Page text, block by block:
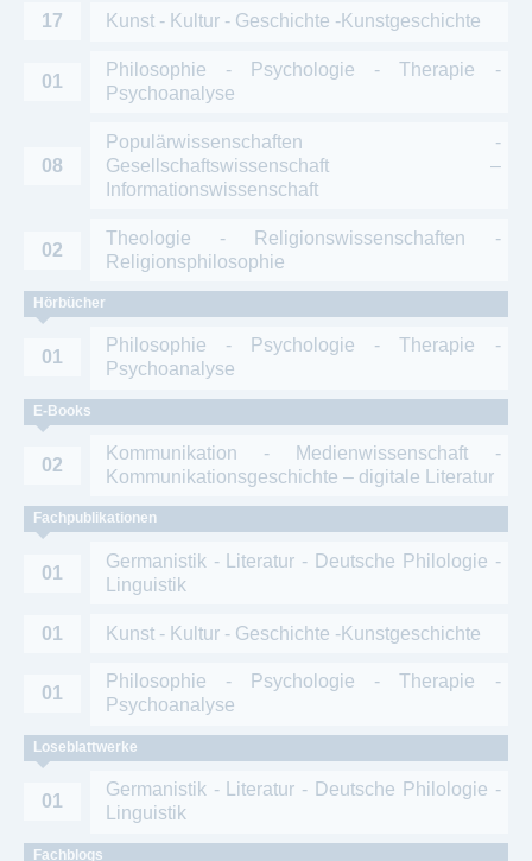
17 Kunst - Kultur - Geschichte -Kunstgeschichte
01
Philosophie - Psychologie - Therapie -
Psychoanalyse
08
Populärwissenschaften -
Gesellschaftswissenschaft –
Informationswissenschaft
02
Theologie - Religionswissenschaften -
Religionsphilosophie
Hörbücher
01
Philosophie - Psychologie - Therapie -
Psychoanalyse
E-Books
02
Kommunikation - Medienwissenschaft -
Kommunikationsgeschichte – digitale Literatur
Fachpublikationen
01
Germanistik - Literatur - Deutsche Philologie -
Linguistik
01 Kunst - Kultur - Geschichte -Kunstgeschichte
01
Philosophie - Psychologie - Therapie -
Psychoanalyse
Loseblattwerke
01
Germanistik - Literatur - Deutsche Philologie -
Linguistik
Fachblogs